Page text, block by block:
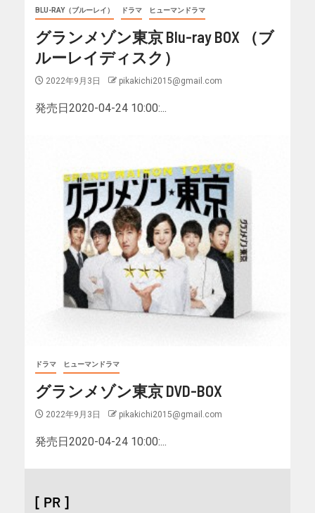
BLU-RAY（ブルーレイ） ドラマ ヒューマンドラマ
グランメゾン東京 Blu-ray BOX （ブ
ルーレイディスク）
2022年9月3日 pikakichi2015@gmail.com
発売日2020-04-24 10:00:...
ドラマ ヒューマンドラマ
グランメゾン東京 DVD-BOX
2022年9月3日 pikakichi2015@gmail.com
発売日2020-04-24 10:00:...
[ PR ]